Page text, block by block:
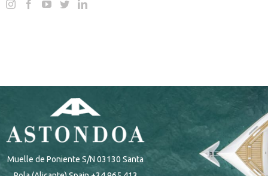
Muelle de Poniente S/N 03130 Santa